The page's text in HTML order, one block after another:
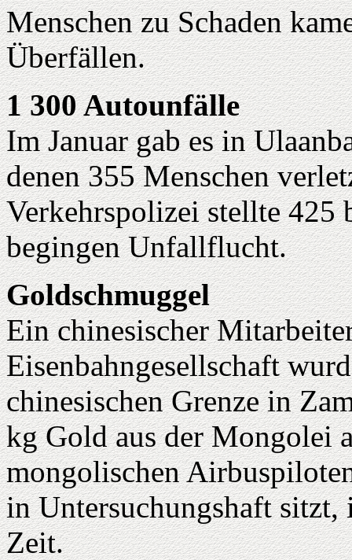
Menschen zu Schaden
Überfällen.
1 300 Autounfälle
Im Januar gab es in
denen 355 Menschen
Verkehrspolizei stellte 425
begingen Unfallflucht.
Goldschmuggel
Ein chinesischer
Eisenbahngesellschaft
chinesischen Grenze in
kg Gold aus der Mongolei
mongolischen
in Untersuchungshaft
Zeit.